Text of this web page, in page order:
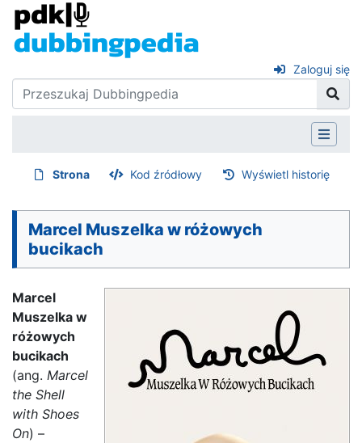
Zaloguj się
Strona Kod źródłowy Wyświetl historię
Marcel Muszelka w różowych
bucikach
Marcel
Muszelka w
różowych
bucikach
(ang. Marcel
the Shell
with Shoes
On) –